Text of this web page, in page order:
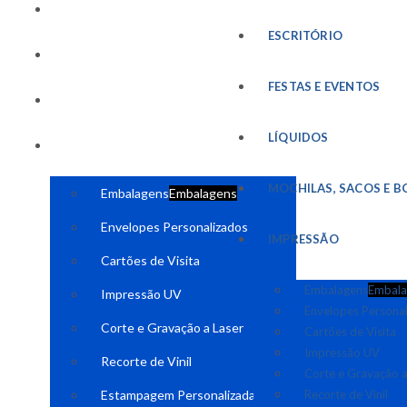
EmbalagensEmbalagens
Envelopes Personalizados
Cartões de Visita
Impressão UV
Corte e Gravação a Laser
Recorte de Vinil
Estampagem Personalizada
ESCRITÓRIO
FESTAS E EVENTOS
LÍQUIDOS
MOCHILAS, SACOS E
IMPRESSÃO
Embalagens
Envelopes
Cartões de Visita
Impressão UV
Corte e Gravação
Recorte de Vinil